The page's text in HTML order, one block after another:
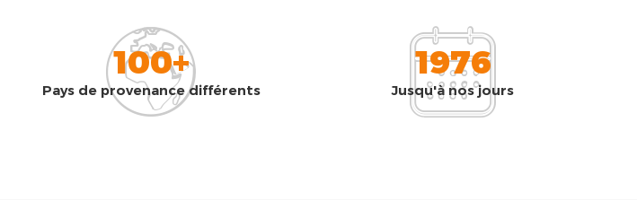
100+
Pays de provenance différents
1976
Jusqu'à nos jours